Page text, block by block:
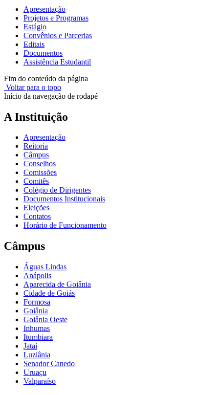
Apresentação
Projetos e Programas
Estágio
Convênios e Parcerias
Editais
Documentos
Assistência Estudantil
Fim do conteúdo da página
Voltar para o topo
Início da navegação de rodapé
A Instituição
Apresentação
Reitoria
Câmpus
Conselhos
Comissões
Comitês
Colégio de Dirigentes
Documentos Institucionais
Eleições
Contatos
Horário de Funcionamento
Câmpus
Águas Lindas
Anápolis
Aparecida de Goiânia
Cidade de Goiás
Formosa
Goiânia
Goiânia Oeste
Inhumas
Itumbiara
Jataí
Luziânia
Senador Canedo
Uruaçu
Valparaíso